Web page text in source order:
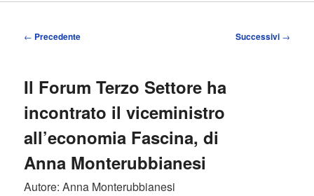
Navigazione
← Precedente Successivi →
Il Forum Terzo Settore ha
incontrato il viceministro
all’economia Fascina, di
Anna Monterubbianesi
Autore: Anna Monterubbianesi